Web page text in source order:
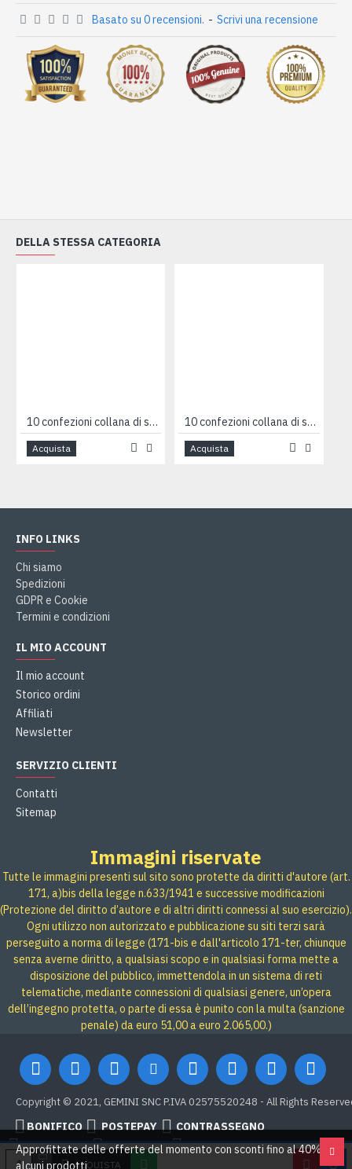
Basato su 0 recensioni. - Scrivi una recensione
ACQUISTA
DELLA STESSA CATEGORIA
10 confezioni collana di sfere
Acquista
10 confezioni collana di stelline
Acquista
INFO LINKS
Chi siamo
Spedizioni
GDPR e Cookie
Termini e condizioni
IL MIO ACCOUNT
Il mio account
Storico ordini
Affiliati
Newsletter
SERVIZIO CLIENTI
Contatti
Sitemap
Immagini riservate
Tutte le immagini presenti sul sito sono protette da diritti d'autore (art.
171, a)bis della legge n.633/1941 e successive modificazioni
(Protezione del diritto d’autore e di altri diritti connessi al suo esercizio).
Ogni utilizzo non autorizzato e pubblicazione su siti terzi sarà
perseguito a norma di legge (171-bis e dall'articolo 171-ter, chiunque
senza averne diritto, a qualsiasi scopo e in qualsiasi forma mette a
disposizione del pubblico, immettendola in un sistema di reti
telematiche, mediante connessioni di qualsiasi genere, un’opera
dell’ingegno protetta, o parte di essa è punito con la multa (sanzione
penale) da euro 51,00 a euro 2.065,00.)
Copyright © 2021, GEMINI SNC P.IVA 02575520248 - All Rights
BONIFICO POSTEPAY
CONTRASSEGNO
Credit card
Google Pay PAYPAL
Approfittate delle offerte del momento con sconti fino al 40% su
alcuni prodotti